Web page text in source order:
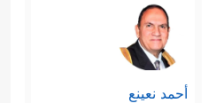
أحمد نعينع